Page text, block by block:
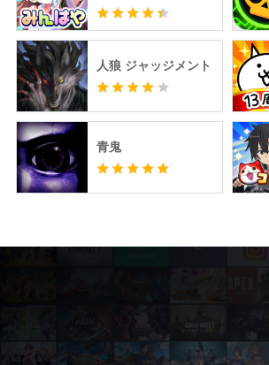
人狼 ジャッジメント
青鬼